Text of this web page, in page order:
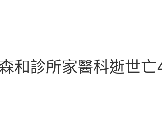
和診所家醫科逝世亡